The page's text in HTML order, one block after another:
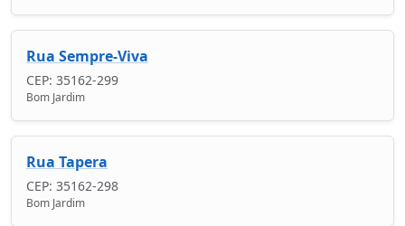
Rua Sempre-Viva
CEP: 35162-299
Bom Jardim
Rua Tapera
CEP: 35162-298
Bom Jardim